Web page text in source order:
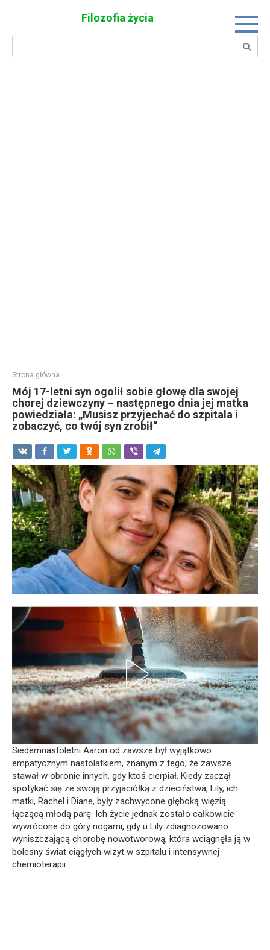
Filozofia życia
Search:
Strona główna
Mój 17-letni syn ogolił sobie głowę dla swojej
chorej dziewczyny – następnego dnia jej matka
powiedziała: „Musisz przyjechać do szpitala i
zobaczyć, co twój syn zrobił“
Siedemnastoletni Aaron od zawsze był wyjątkowo
empatycznym nastolatkiem, znanym z tego, że zawsze
stawał w obronie innych, gdy ktoś cierpiał. Kiedy zaczął
spotykać się ze swoją przyjaciółką z dzieciństwa, Lily, ich
matki, Rachel i Diane, były zachwycone głęboką więzią
łączącą młodą parę. Ich życie jednak zostało całkowicie
wywrócone do góry nogami, gdy u Lily zdiagnozowano
wyniszczającą chorobę nowotworową, która wciągnęła ją w
bolesny świat ciągłych wizyt w szpitalu i intensywnej
chemioterapii.